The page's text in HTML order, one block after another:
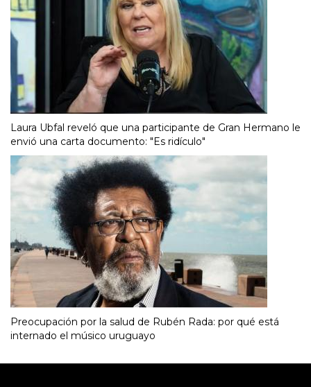
Laura Ubfal reveló que una participante de Gran Hermano le
envió una carta documento: "Es ridículo"
Preocupación por la salud de Rubén Rada: por qué está
internado el músico uruguayo